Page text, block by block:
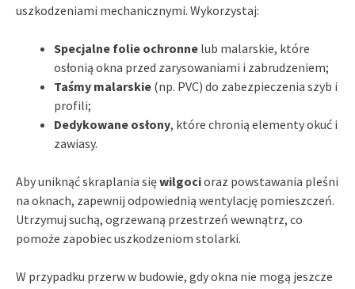
uszkodzeniami mechanicznymi. Wykorzystaj:
Specjalne folie ochronne lub malarskie, które
osłonią okna przed zarysowaniami i zabrudzeniem;
Taśmy malarskie (np. PVC) do zabezpieczenia szyb i
profili;
Dedykowane osłony, które chronią elementy okuć i
zawiasy.
Aby uniknąć skraplania sięwilgocioraz powstawania pleśni
na oknach, zapewnij odpowiednią wentylację pomieszczeń.
Utrzymuj suchą, ogrzewaną przestrzeń wewnątrz, co
pomoże zapobiec uszkodzeniom stolarki.
W przypadku przerw w budowie, gdy okna nie mogą jeszcze